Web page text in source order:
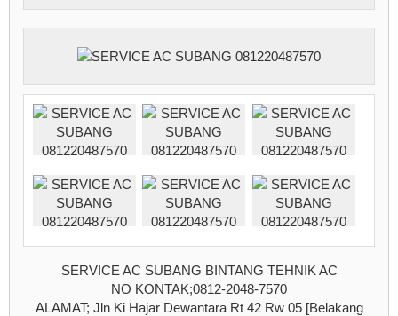
SERVICE AC SUBANG BINTANG TEHNIK AC
NO KONTAK;0812-2048-7570
ALAMAT; Jln Ki Hajar Dewantara Rt 42 Rw 05 [Belakang